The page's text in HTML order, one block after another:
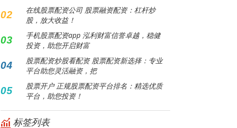
02
在线股票配资公司 股票融资配资：杠杆炒
股，放大收益！
03
手机股票配资app 泓利财富信誉卓越，稳健
投资，助您开启财富
04
股票配资炒股看配资 股票配资新选择：专业
平台助您灵活融资，把
05
股票开户 正规股票配资平台排名：精选优质
平台，助您投资！
标签列表